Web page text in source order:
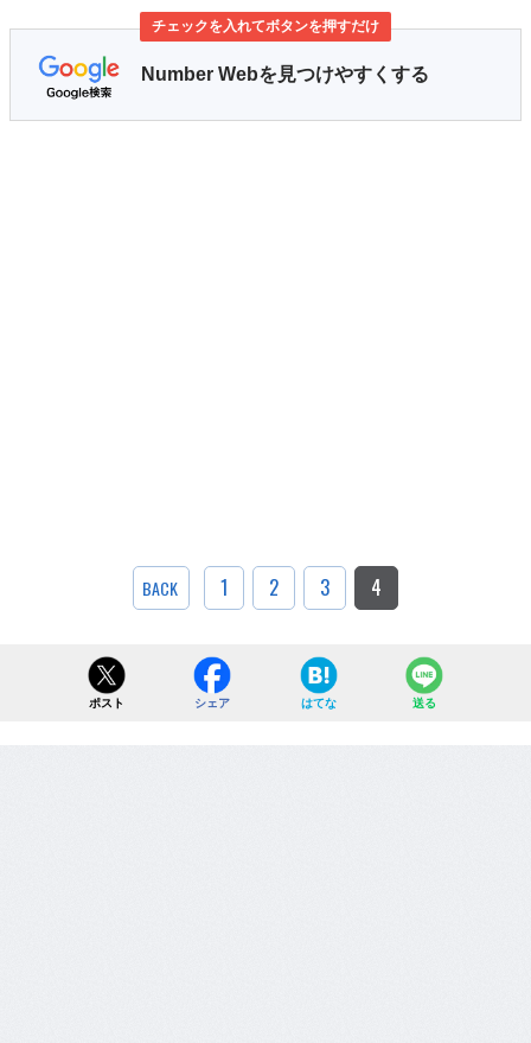
チェックを入れてボタンを押すだけ
Number Webを見つけやすくする
BACK 1 2 3 4
ポスト シェア はてな 送る